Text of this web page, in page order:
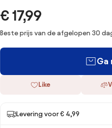
€ 17,99
Beste prijs van de afgelopen 30
Ga
Like
Levering voor € 4,99